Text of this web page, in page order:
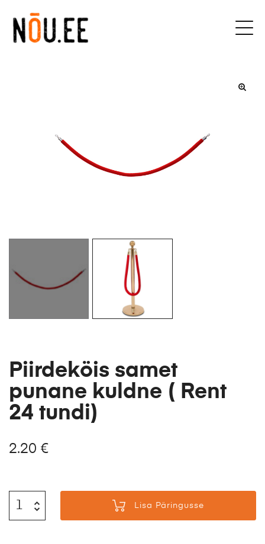
Piirdeköis samet
punane kuldne ( Rent
24 tundi)
2.20 €
Lisa Päringusse